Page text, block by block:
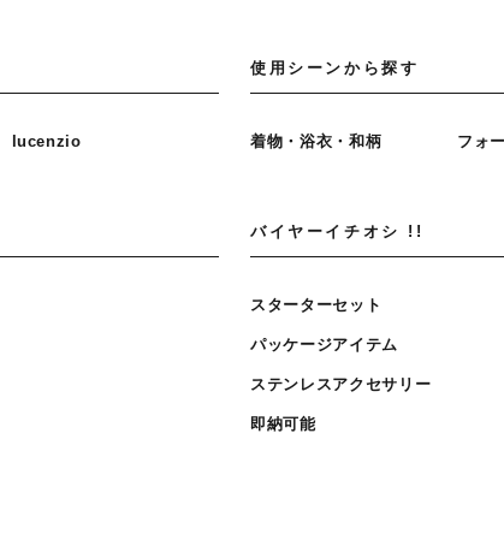
lucenzio
使用シーンから探す
着物・浴衣・和柄 フォ
バイヤーイチオシ !!
スターターセット
パッケージアイテム
ステンレスアクセサリー
即納可能